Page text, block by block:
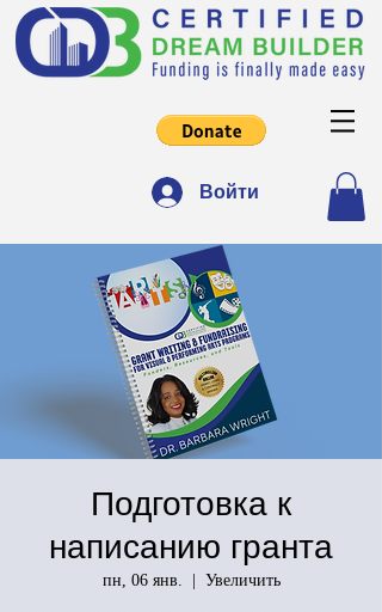
Войти
Подготовка к
написанию гранта
пн, 06 янв.
  |
Увеличить